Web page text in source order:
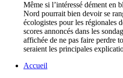
Même si l’intéressé dément en
Nord pourrait bien devoir se
écologistes pour les régionales
scores annoncés dans les
affichée de ne pas faire perdre
seraient les principales
Accueil